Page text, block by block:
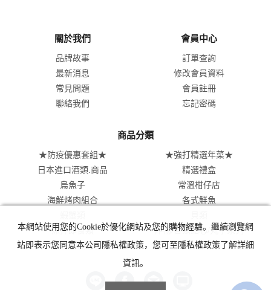
關於我們
品牌故事
最新消息
常見問題
聯絡我們
會員中心
訂單查詢
修改會員資料
會員註冊
忘記密碼
商品分類
★防疫優惠套組★
★強打精選年菜★
日本進口酒類.商品
精選禮盒
烏魚子
常溫柑仔店
海鮮烤肉組合
各式鮮魚
涼拌即食類
炸物/各類點心/丸子系列
肉類美食系列
本網站使用您的Cookie於優化網站及您的購物經驗。繼續瀏覽網
站即表示您同意本公司隱私權政策，您可至隱私權政策了解詳細
資訊。